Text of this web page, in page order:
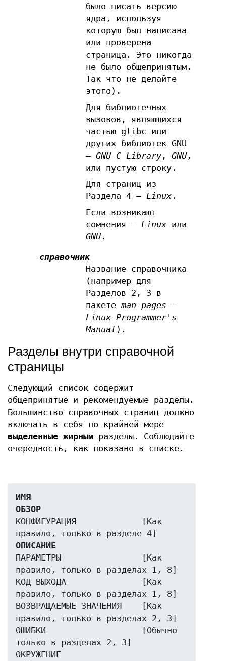
было писать версию
ядра, используя
которую был написана
или проверена
страница. Это никогда
не было общепринятым.
Так что не делайте
этого).
Для библиотечных
вызовов, являющихся
частью glibc или
других библиотек GNU
— GNU C Library, GNU,
или пустую строку.
Для страниц из
Раздела 4 — Linux.
Если возникают
сомнения — Linuxили
GNU.
справочник
Название справочника
(например для
Разделов 2, 3 в
пакете man-pages —
Linux Programmer's
Manual ).
Разделы внутри справочной
страницы
Следующий список содержит
общепринятые и рекомендуемые разделы.
Большинство справочных страниц должно
включать в себя по крайней мере
выделенные жирным разделы. Соблюдайте
очередность, как показано в списке.
ИМЯ
ОБЗОР
КОНФИГУРАЦИЯ             [Как
ОПИСАНИЕ
ПАРАМЕТРЫ                [Как
правило, только в разделах 1, 8]
КОД ВЫХОДА               [Как
правило, только в разделах 1, 8]
ВОЗВРАЩАЕМЫЕ ЗНАЧЕНИЯ    [Как
правило, только в разделах 2, 3]
ОШИБКИ                   [Обычно
только в разделах 2, 3]
ОКРУЖЕНИЕ